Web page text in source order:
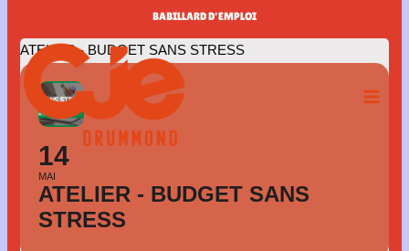
contenu
BABILLARD D'EMPLOI
ATELIER - BUDGET SANS STRESS
14
MAI
ATELIER - BUDGET SANS
STRESS